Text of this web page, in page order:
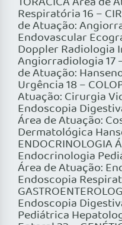
Respiratória 16 –
de Atuação:
Endovascular
Doppler Radiologia
Angiorradiologia 17
de Atuação:
Urgência 18 –
Atuação: Cirurgia
Endoscopia
Área de Atuação:
Dermatológica
ENDOCRINOLOGIA
Endocrinologia
Área de Atuação:
Endoscopia
Endoscopia
Pediátrica